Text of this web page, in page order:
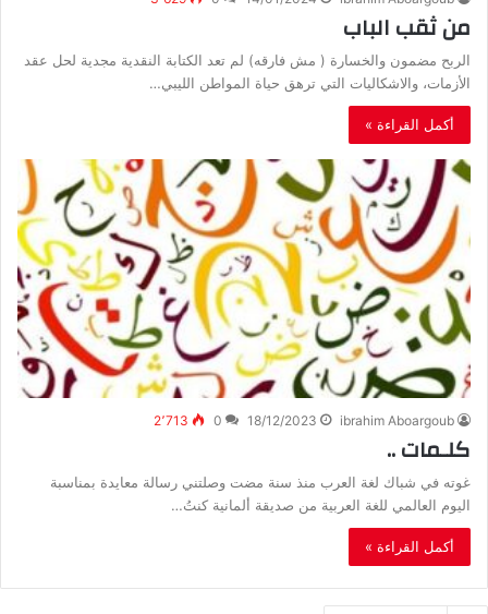
من ثقب الباب
الربح مضمون والخسارة ( مش فارقه) لم تعد الكتابة النقدية مجدية لحل عقد
الأزمات، والاشكاليات التي ترهق حياة المواطن الليبي…
أكمل القراءة »
ibrahim Aboargoub
18/12/2023
0 2٬713
كلـمات ..
غوته في شباك لغة العرب منذ سنة مضت وصلتني رسالة معايدة بمناسبة
اليوم العالمي للغة العربية من صديقة ألمانية كنتُ…
أكمل القراءة »